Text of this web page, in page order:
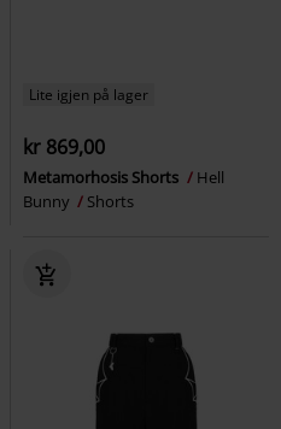
Lite igjen på lager
kr 869,00
Metamorhosis Shorts
Hell
Bunny
Shorts